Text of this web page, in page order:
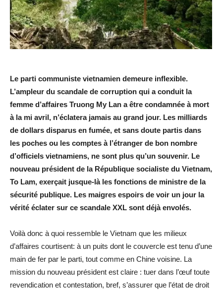
Le parti communiste vietnamien demeure inflexible.
L’ampleur du scandale de corruption qui a conduit la
femme d’affaires Truong My Lan a être condamnée à mort
à la mi avril, n’éclatera jamais au grand jour. Les milliards
de dollars disparus en fumée, et sans doute partis dans
les poches ou les comptes à l’étranger de bon nombre
d’officiels vietnamiens, ne sont plus qu’un souvenir. Le
nouveau président de la République socialiste du Vietnam,
To Lam, exerçait jusque-là les fonctions de ministre de la
sécurité publique. Les maigres espoirs de voir un jour la
vérité éclater sur ce scandale XXL sont déjà envolés.
Voilà donc à quoi ressemble le Vietnam que les milieux
d’affaires courtisent: à un puits dont le couvercle est tenu d’une
main de fer par le parti, tout comme en Chine voisine. La
mission du nouveau président est claire : tuer dans l’œuf toute
revendication et contestation, bref, s’assurer que l’état de droit